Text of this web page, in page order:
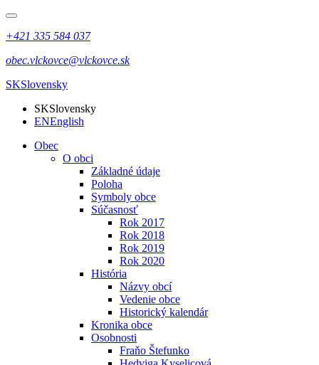
+421 335 584 037
obec.vlckovce@vlckovce.sk
SKSlovensky
SKSlovensky
ENEnglish
Obec
O obci
Základné údaje
Poloha
Symboly obce
Súčasnosť
Rok 2017
Rok 2018
Rok 2019
Rok 2020
História
Názvy obcí
Vedenie obce
Historický kalendár
Kronika obce
Osobnosti
Fraňo Štefunko